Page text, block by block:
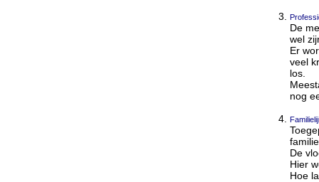
De
wel
Er
veel
los.
nog
De
Hier
Hoe